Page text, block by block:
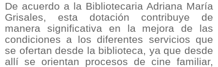
De acuerdo a la Bibliotecaria Adriana María
Grisales, esta dotación contribuye de
manera significativa en la mejora de las
condiciones a los diferentes servicios que
se ofertan desde la biblioteca, ya que desde
allí se orientan procesos de cine familiar,